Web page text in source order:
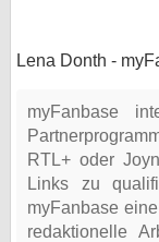
Lena Donth -
myFanbase
RTL+ oder
Links zu
myFanbase
redaktionelle